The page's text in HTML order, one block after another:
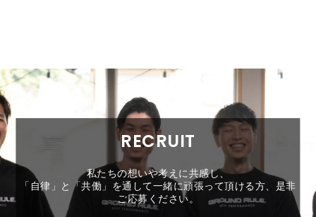
RECRUIT
私たちの想いや考えに共感し、
「自律」と「共働」を通して一緒に頑張って頂ける方、是非
ご応募ください。